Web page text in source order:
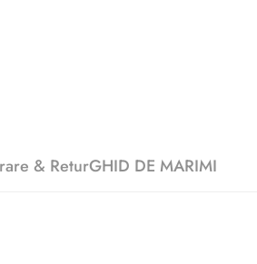
& ReturGHID DE MARIMI